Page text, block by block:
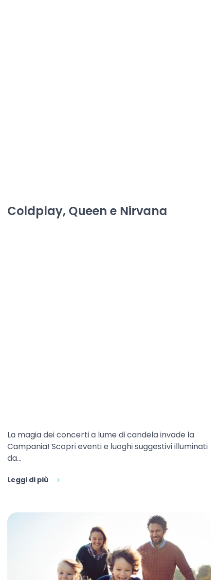
Coldplay, Queen e Nirvana
La magia dei concerti a lume di candela invade la
Campania! Scopri eventi e luoghi suggestivi illuminati
da…
Leggi di più